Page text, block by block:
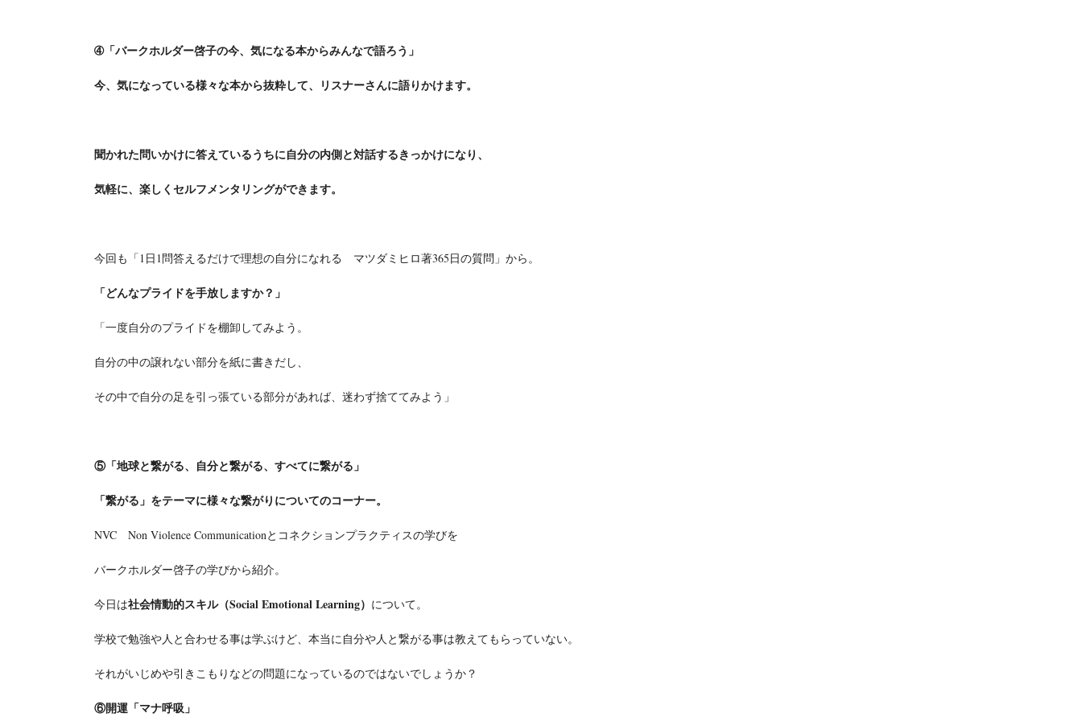
➃「バークホルダー啓子の今、気になる本からみんなで語ろう」
今、気になっている様々な本から抜粋して、リスナーさんに語りかけます。
聞かれた問いかけに答えているうちに自分の内側と対話するきっかけになり、
気軽に、楽しくセルフメンタリングができます。
今回も「1日1問答えるだけで理想の自分になれる マツダミヒロ著365日の質問」から。
「どんなプライドを手放しますか？」
「一度自分のプライドを棚卸してみよう。
自分の中の譲れない部分を紙に書きだし、
その中で自分の足を引っ張ている部分があれば、迷わず捨ててみよう」
⑤「地球と繋がる、自分と繋がる、すべてに繋がる」
「繋がる」をテーマに様々な繋がりについてのコーナー。
NVC Non Violence Communicationとコネクションプラクティスの学びを
バークホルダー啓子の学びから紹介。
今日は社会情動的スキル（Social Emotional Learning） について。
学校で勉強や人と合わせる事は学ぶけど、本当に自分や人と繋がる事は教えてもらっていない。
それがいじめや引きこもりなどの問題になっているのではないでしょうか？
⑥開運「マナ呼吸」